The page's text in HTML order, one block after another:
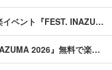
イベント『FEST. INAZU…
2026』無料で楽…